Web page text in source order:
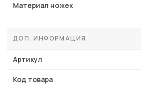
Материал ножек
ДОП. ИНФОРМАЦИЯ
Артикул
Код товара